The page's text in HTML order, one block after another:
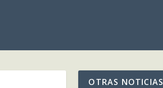
OTRAS NOTICIAS